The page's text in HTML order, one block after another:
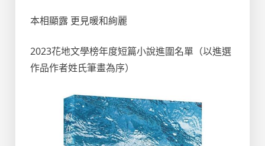
本相顯露 更見暖和絢麗
2023花地文學榜年度短篇小說進圍名單（以進選
作品作者姓氏筆畫為序）